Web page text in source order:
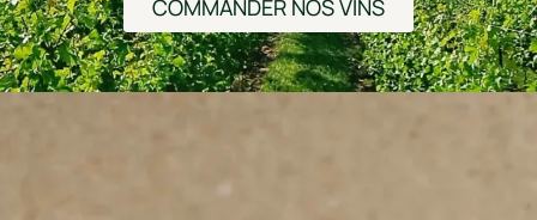
COMMANDER NOS VINS